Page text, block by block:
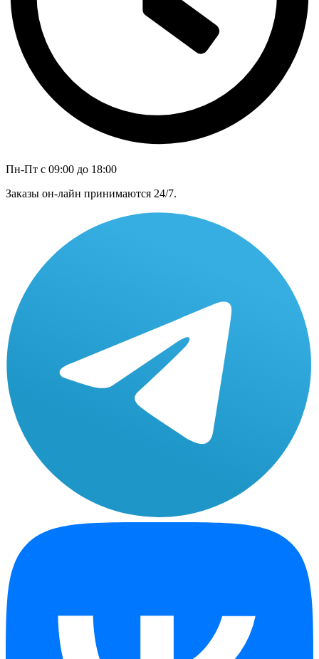
Пн-Пт с 09:00 до 18:00
Заказы он-лайн принимаются 24/7.